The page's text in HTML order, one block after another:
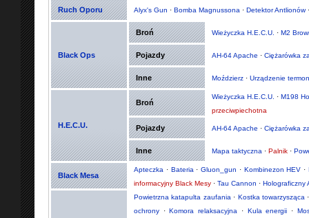
Ruch Oporu Alyx's Gun · Bomba Magnussona · Detektor Antlionów
Black Ops
Broń Wieżyczka H.E.C.U. · M2
Pojazdy AH-64 Apache · Ciężarówka
Inne Moździerz · Urządzenie
H.E.C.U.
Broń
Wieżyczka H.E.C.U. · M198
przeciwpiechotna
Pojazdy AH-64 Apache · Ciężarówka
Inne Mapa taktyczna · Palnik ·
Black Mesa
Apteczka · Bateria · Gluon_gun · Kombinezon HEV ·
informacyjny Black Mesy · Tau Cannon · Holograficzny
Powietrzna katapulta zaufania · Kostka towarzysząca
ochrony ·Komora relaksacyjna · Kula energii ·